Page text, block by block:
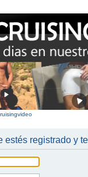
registrado y